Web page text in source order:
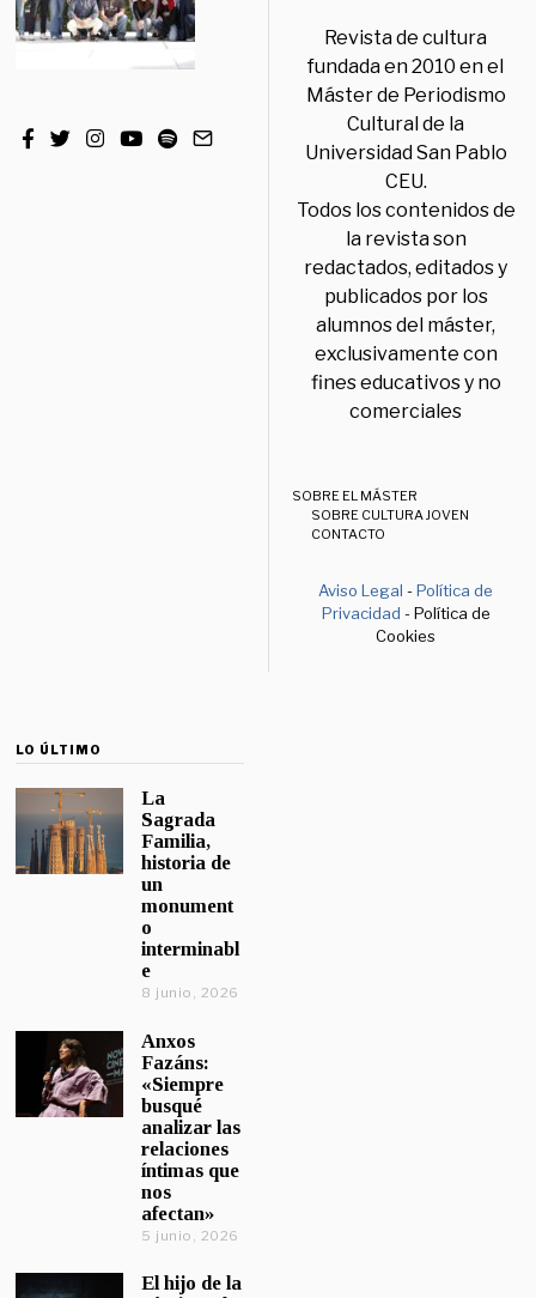
Revista de cultura
fundada en 2010 en el
Máster de Periodismo
Cultural de la
Universidad San Pablo
CEU.
Todos los contenidos de
la revista son
redactados, editados y
publicados por los
alumnos del máster,
exclusivamente con
fines educativos y no
comerciales
SOBRE EL MÁSTER
SOBRE CULTURA JOVEN
CONTACTO
Aviso Legal -Política de
Privacidad - Política de
Cookies
LO ÚLTIMO
La
Sagrada
Familia,
historia de
un
monument
o
interminabl
e
8 junio, 2026
Anxos
Fazáns:
«Siempre
busqué
analizar las
relaciones
íntimas que
nos
afectan»
5 junio, 2026
El hijo de la